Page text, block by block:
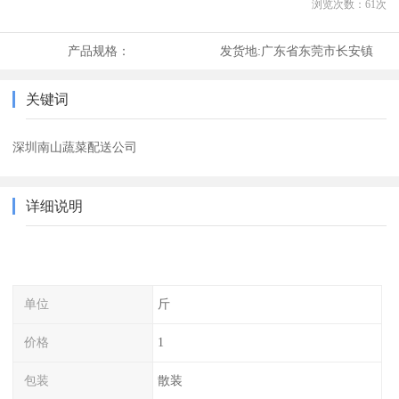
浏览次数： 61次
产品规格： 发货地:广东省东莞市长安镇
关键词
深圳南山蔬菜配送公司
详细说明
单位 斤
价格 1
包装 散装